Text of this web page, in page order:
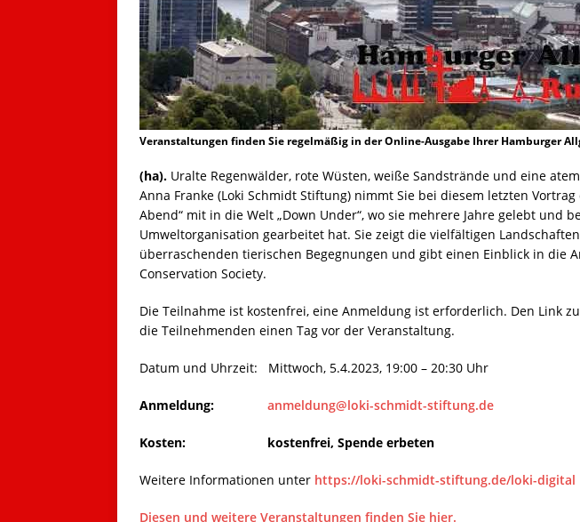
Veranstaltungen finden Sie regelmäßig in der Online-Ausgabe Ihrer Hamburger
(ha). Uralte Regenwälder, rote Wüsten, weiße Sandstrände und eine
Anna Franke (Loki Schmidt Stiftung) nimmt Sie bei diesem letzten
Abend“ mit in die Welt „Down Under“, wo sie mehrere Jahre gelebt und
Umweltorganisation gearbeitet hat. Sie zeigt die vielfältigen
überraschenden tierischen Begegnungen und gibt einen Einblick in die
Conservation Society.
Die Teilnahme ist kostenfrei, eine Anmeldung ist erforderlich. Den Link
die Teilnehmenden einen Tag vor der Veranstaltung.
Datum und Uhrzeit: Mittwoch, 5.4.2023, 19:00 – 20:30 Uhr
Anmeldung: anmeldung@loki-schmidt-stiftung.de
Kosten: kostenfrei, Spende erbeten
Weitere Informationen unter https://loki-schmidt-stiftung.de/loki-digital
Diesen und weitere Veranstaltungen finden Sie hier.